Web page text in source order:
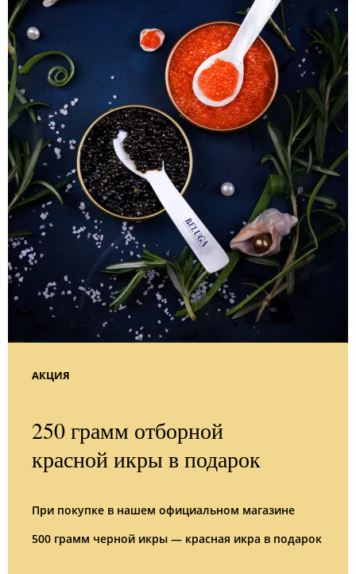
АКЦИЯ
250 грамм отборной
красной икры в подарок
При покупке в нашем официальном магазине
500 грамм черной икры — красная икра в подарок